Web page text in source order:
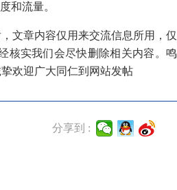
和流量。
文章内容仅用来交流信息所用，仅
核实我们会尽快删除相关内容。鸣
欢迎广大同仁到网站发帖
分享到 :